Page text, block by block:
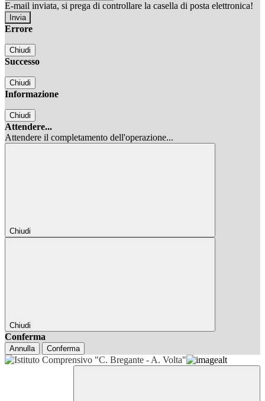
E-mail inviata, si prega di controllare la casella di posta elettronica!
Errore
Chiudi
Successo
Chiudi
Informazione
Chiudi
Attendere...
Attendere il completamento dell'operazione...
Chiudi
Chiudi
Conferma
Annulla Conferma